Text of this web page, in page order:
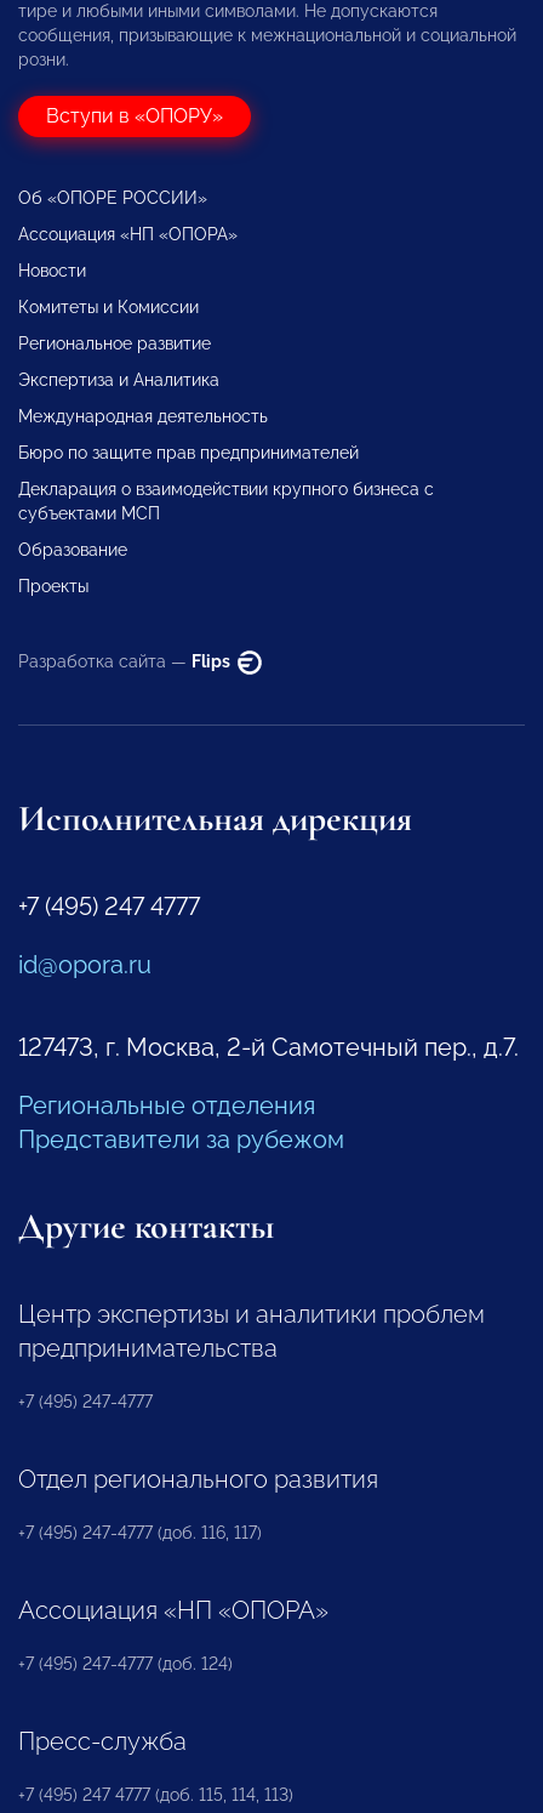
тире и любыми иными символами. Не допускаются
сообщения, призывающие к межнациональной и социальной
розни.
Вступи в «ОПОРУ»
Об «ОПОРЕ РОССИИ»
Ассоциация «НП «ОПОРА»
Новости
Комитеты и Комиссии
Региональное развитие
Экспертиза и Аналитика
Международная деятельность
Бюро по защите прав предпринимателей
Декларация о взаимодействии крупного бизнеса с
субъектами МСП
Образование
Проекты
Разработка сайта — Flips
Исполнительная дирекция
+7 (495) 247 4777
id@opora.ru
127473, г. Москва, 2-й Самотечный пер., д.7.
Региональные отделения
Представители за рубежом
Другие контакты
Центр экспертизы и аналитики проблем
предпринимательства
+7 (495) 247-4777
Отдел регионального развития
+7 (495) 247-4777 (доб. 116, 117)
Ассоциация «НП «ОПОРА»
+7 (495) 247-4777 (доб. 124)
Пресс-служба
+7 (495) 247 4777 (доб. 115, 114, 113)